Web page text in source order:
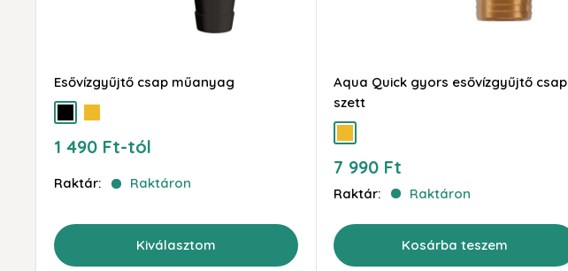
Esővízgyűjtő csap műanyag
Akciós
1 490 Ft-tól
Raktár: Raktáron
Kiválasztom
Aqua Quick gyors esővízgyűjtő csap
szett
Akciós
7 990 Ft
Raktár: Raktáron
Kosárba teszem